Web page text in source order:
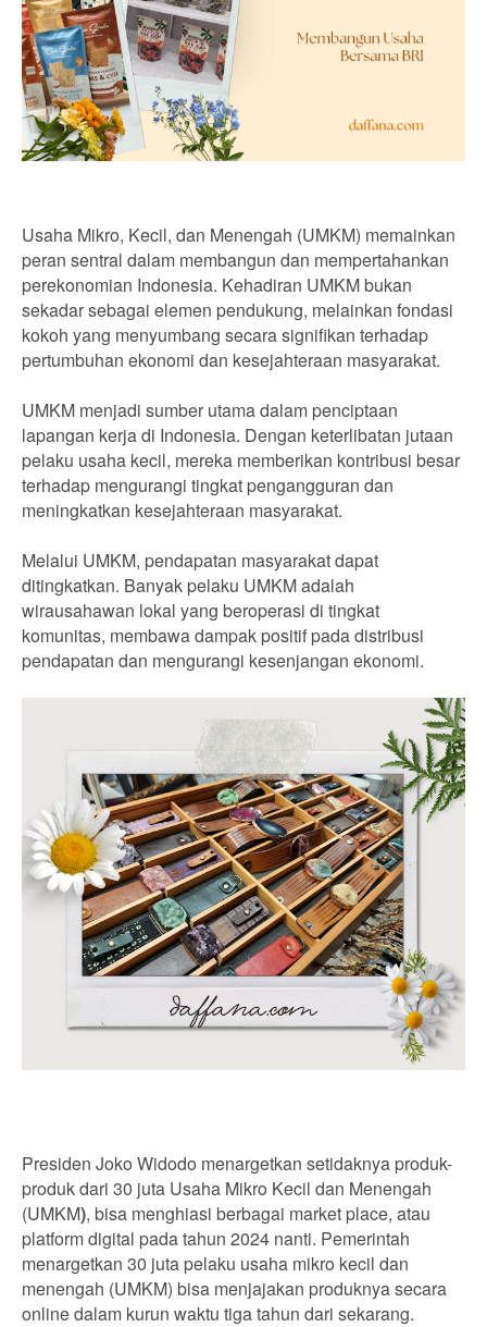
Usaha Mikro, Kecil, dan Menengah (UMKM) memainkan
peran sentral dalam membangun dan mempertahankan
perekonomian Indonesia. Kehadiran UMKM bukan
sekadar sebagai elemen pendukung, melainkan fondasi
kokoh yang menyumbang secara signifikan terhadap
pertumbuhan ekonomi dan kesejahteraan masyarakat.
UMKM menjadi sumber utama dalam penciptaan
lapangan kerja di Indonesia. Dengan keterlibatan jutaan
pelaku usaha kecil, mereka memberikan kontribusi besar
terhadap mengurangi tingkat pengangguran dan
meningkatkan kesejahteraan masyarakat.
Melalui UMKM, pendapatan masyarakat dapat
ditingkatkan. Banyak pelaku UMKM adalah
wirausahawan lokal yang beroperasi di tingkat
komunitas, membawa dampak positif pada distribusi
pendapatan dan mengurangi kesenjangan ekonomi.
Presiden Joko Widodo menargetkan setidaknya produk-
produk dari 30 juta Usaha Mikro Kecil dan Menengah
(UMKM), bisa menghiasi berbagai market place, atau
platform digital pada tahun 2024 nanti. Pemerintah
menargetkan 30 juta pelaku usaha mikro kecil dan
menengah (UMKM) bisa menjajakan produknya secara
online dalam kurun waktu tiga tahun dari sekarang.